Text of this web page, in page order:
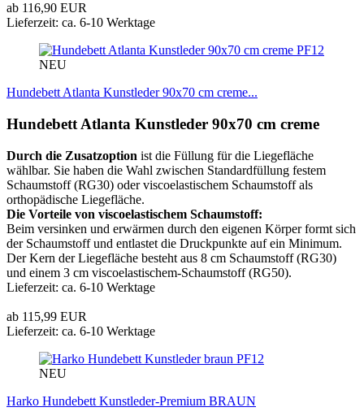
ab 116,90 EUR
Lieferzeit: ca. 6-10 Werktage
PF12
NEU
Hundebett Atlanta Kunstleder 90x70 cm creme...
Hundebett Atlanta Kunstleder 90x70 cm creme
Durch die Zusatzoption ist die Füllung für die Liegefläche
wählbar. Sie haben die Wahl zwischen Standardfüllung festem
Schaumstoff (RG30) oder viscoelastischem Schaumstoff als
orthopädische Liegefläche.
Die Vorteile von viscoelastischem Schaumstoff:
Beim versinken und erwärmen durch den eigenen Körper formt sich
der Schaumstoff und entlastet die Druckpunkte auf ein Minimum.
Der Kern der Liegefläche besteht aus 8 cm Schaumstoff (RG30)
und einem 3 cm viscoelastischem-Schaumstoff (RG50).
Lieferzeit: ca. 6-10 Werktage
ab 115,99 EUR
Lieferzeit: ca. 6-10 Werktage
PF12
NEU
Harko Hundebett Kunstleder-Premium BRAUN